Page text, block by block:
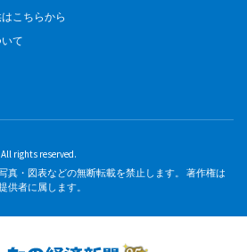
こちらから
て
All rights reserved.
真・図表などの無断転載を禁止します。 著作権は
供者に属します。